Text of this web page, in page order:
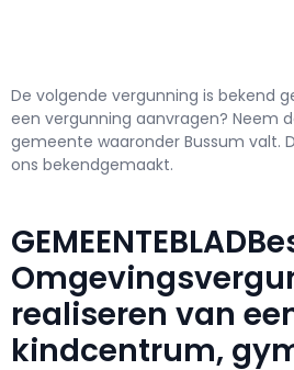
De volgende vergunning is bekend
een vergunning aanvragen? Neem
gemeente waaronder Bussum valt.
ons bekendgemaakt.
realiseren van
kindcentrum,